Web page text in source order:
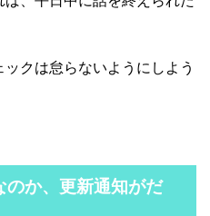
クは怠らないようにしよう
のか、更新通知がだ